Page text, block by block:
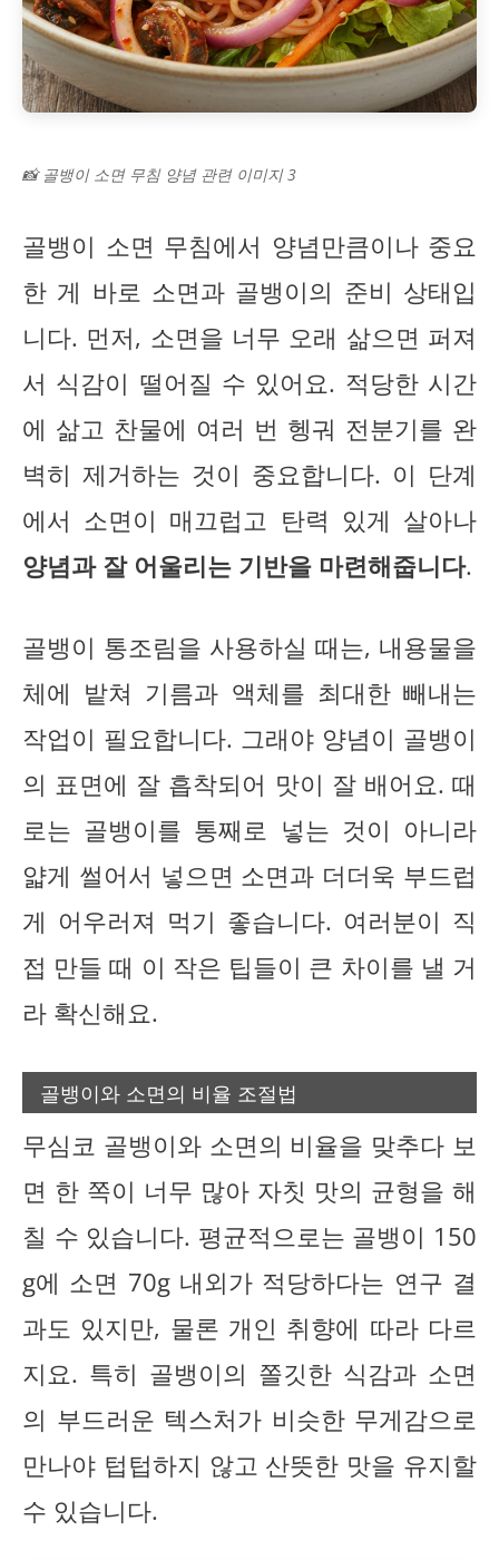
📸 골뱅이 소면 무침 양념 관련 이미지 3
골뱅이 소면 무침에서 양념만큼이나 중요
한 게 바로 소면과 골뱅이의 준비 상태입
니다. 먼저, 소면을 너무 오래 삶으면 퍼져
서 식감이 떨어질 수 있어요. 적당한 시간
에 삶고 찬물에 여러 번 헹궈 전분기를 완
벽히 제거하는 것이 중요합니다. 이 단계
에서 소면이 매끄럽고 탄력 있게 살아나
양념과 잘 어울리는 기반을 마련해줍니다.
골뱅이 통조림을 사용하실 때는, 내용물을
체에 밭쳐 기름과 액체를 최대한 빼내는
작업이 필요합니다. 그래야 양념이 골뱅이
의 표면에 잘 흡착되어 맛이 잘 배어요. 때
로는 골뱅이를 통째로 넣는 것이 아니라
얇게 썰어서 넣으면 소면과 더더욱 부드럽
게 어우러져 먹기 좋습니다. 여러분이 직
접 만들 때 이 작은 팁들이 큰 차이를 낼 거
라 확신해요.
골뱅이와 소면의 비율 조절법
무심코 골뱅이와 소면의 비율을 맞추다 보
면 한 쪽이 너무 많아 자칫 맛의 균형을 해
칠 수 있습니다. 평균적으로는 골뱅이 150
g에 소면 70g 내외가 적당하다는 연구 결
과도 있지만, 물론 개인 취향에 따라 다르
지요. 특히 골뱅이의 쫄깃한 식감과 소면
의 부드러운 텍스처가 비슷한 무게감으로
만나야 텁텁하지 않고 산뜻한 맛을 유지할
수 있습니다.